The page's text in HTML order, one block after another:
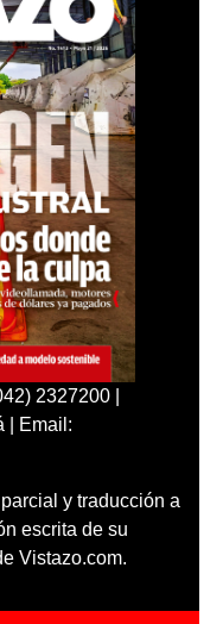
2327200 |
| Email:
y traducción a
escrita de su
Vistazo.com.